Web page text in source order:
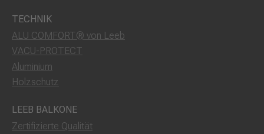
TECHNIK
ALU COMFORT® von Leeb
VACU-PROTECT
Aluminium
Holzschutz
LEEB BALKONE
Zertifizierte Qualität